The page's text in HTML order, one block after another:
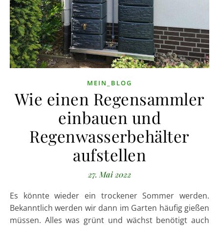
MEIN_BLOG
Wie einen Regensammler
einbauen und
Regenwasserbehälter
aufstellen
27. Mai 2022
Es könnte wieder ein trockener Sommer werden.
Bekanntlich werden wir dann im Garten häufig gießen
müssen. Alles was grünt und wächst benötigt auch